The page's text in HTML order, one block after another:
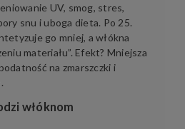
UV, smog, stres,
snu i uboga dieta. Po 25.
go mniej, a włókna
materiału”. Efekt? Mniejsza
na zmarszczki i
włóknom